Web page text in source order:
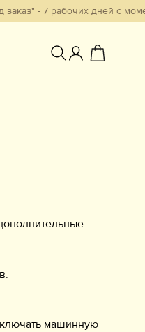
рабочих дней с момента
машинную